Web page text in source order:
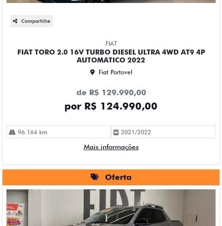
Compartilhe
FIAT
FIAT TORO 2.0 16V TURBO DIESEL ULTRA 4WD AT9 4P
AUTOMATICO 2022
Fiat Portovel
de R$ 129.990,00
por R$ 124.990,00
96.164 km 2021/2022
Mais informações
Oferta